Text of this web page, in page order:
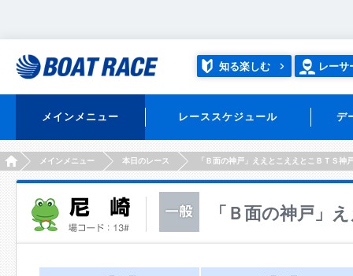
知る楽しむ レーサ
メインメニュー レーススケジュール デ
HOMEメインメニュー 本日のレース 「Ｂ面の神戸」ええとこええとこＢＴＳ神
「Ｂ面の神戸」